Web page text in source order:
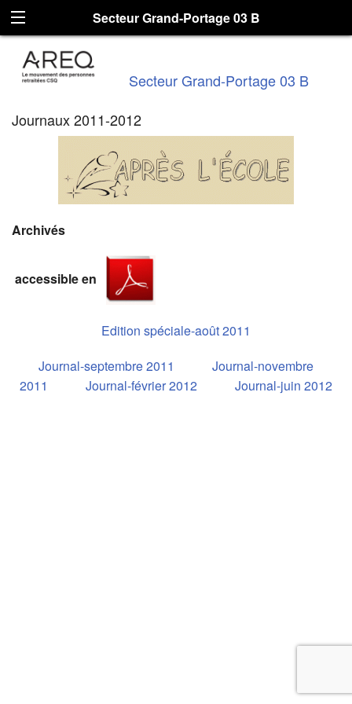
Secteur Grand-Portage 03 B
Secteur Grand-Portage 03 B
Journaux 2011-2012
Archivés
accessible en
Edition spéciale-août 2011
Journal-septembre 2011
Journal-novembre
2011
Journal-février 2012 Journal-juin 2012